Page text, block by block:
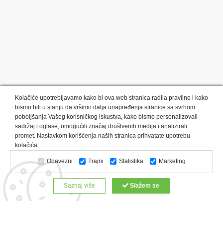
Kategorije proizvoda: Olovke i markeri
Privesci i trakice
Upaljači
USB Tehnologija Tekstil
Kačketi i kape
Notesi i rokovnici
Kancelarija Satovi
Kišobrani
Torbe i putovanja
Kuhinjski setovi
Alati i oprema
Relaksacija, lepota i zdravlje
Kalendari
Custom proizvodi
Digitalna štampa
Kolačiće upotrebljavamo kako bi ova web stranica radila pravilno i kako
bismo bili u stanju da vršimo dalja unapređenja stranice sa svrhom
poboljšanja Vašeg korisničkog iskustva, kako bismo personalizovali
sadržaj i oglase, omogućili značaj društvenih medija i analizirali
promet. Nastavkom korišćenja naših stranica prihvatate upotrebu
kolačića.
Obavezni Trajni Statistika Marketing
Saznaj više Slažem se